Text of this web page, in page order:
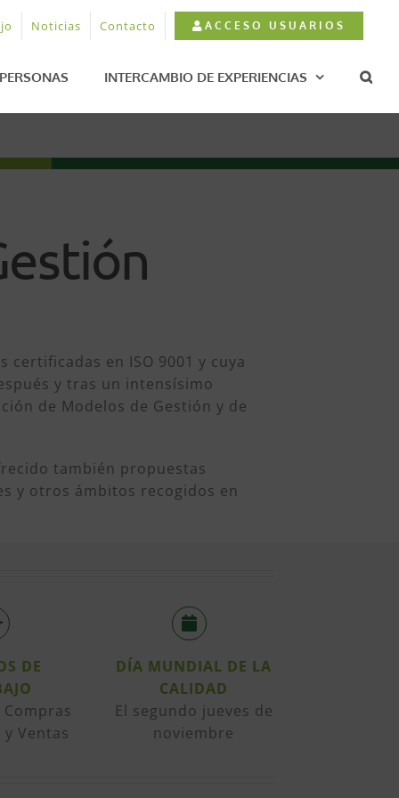
Noticias Contacto ACCESO USUARIOS
PERSONAS INTERCAMBIO DE EXPERIENCIAS
en ISO 9001 y cuya
y tras un intensísimo
de Modelos de Gestión y de
también propuestas
y otros ámbitos recogidos en
DE
Ventas
DÍA MUNDIAL DE LA
CALIDAD
El segundo jueves de
noviembre